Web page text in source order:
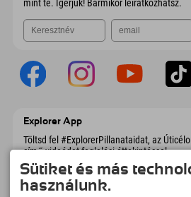
mint te. Ígérjük! Bármikor leiratkozhatsz.
Explorer App
Töltsd fel #ExplorerPillanataidat, az
című videódat foglalási áttekintéssel,
bakancslistával, étterem áttekintéssel és
még sok mással. Töltsd le most!
Sütiket és más
használunk.